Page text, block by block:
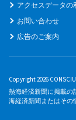
アクセスデータの
お問い合わせ
広告のご案内
Copyright 2026
熱海経済新聞に掲載の
海経済新聞またはその